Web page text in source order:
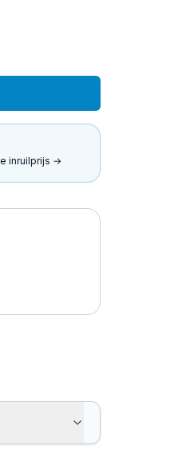
inruilprijs →